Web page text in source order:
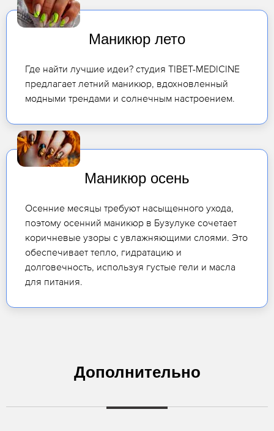
Маникюр лето
Где найти лучшие идеи? студия TIBET-MEDICINE
предлагает летний маникюр, вдохновленный
модными трендами и солнечным настроением.
Маникюр осень
Осенние месяцы требуют насыщенного ухода,
поэтому осенний маникюр в Бузулуке сочетает
коричневые узоры с увлажняющими слоями. Это
обеспечивает тепло, гидратацию и
долговечность, используя густые гели и масла
для питания.
Дополнительно